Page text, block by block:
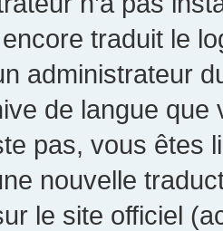
encore traduit le
administrateur
de langue
pas, vous êtes
nouvelle
le site officiel